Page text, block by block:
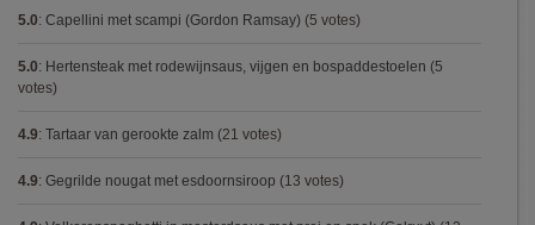
5.0: Capellini met scampi (Gordon Ramsay) (5 votes)
5.0: Hertensteak met rodewijnsaus, vijgen en bospaddestoelen (5
votes)
4.9: Tartaar van gerookte zalm (21 votes)
4.9: Gegrilde nougat met esdoornsiroop (13 votes)